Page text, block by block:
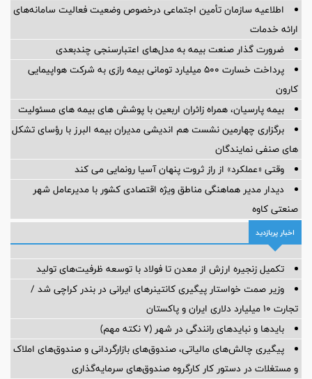
اطلاعیه سازمان تأمین اجتماعی درخصوص وضعیت فعالیت سامانه‌های
ارائه خدمات
ضرورت گذار صنعت بیمه به مدل‌های اعتبارسنجی چندبعدی
پرداخت خسارت ۵۰۰ میلیارد تومانی بیمه رازی به شرکت هواپیمایی
کارون
بیمه پارسیان، همراه زائران اربعین با پوشش های بیمه های مسئولیت
برگزاری چهارمین نشست هم اندیشی مدیران بیمه البرز با رؤسای تشکل
های صنفی نمایندگان
وقتی «عملکرد» از راز ثروت پنهان آسیا رونمایی می کند
دیدار مدیر هماهنگی مناطق ویژه اقتصادی کشور با مدیرعامل شهر
صنعتی کاوه
اخبار پربازدید
تکمیل زنجیره ارزش از معدن تا فولاد با توسعه ظرفیت‌های تولید
وزیر صمت خواستار پیگیری کانتینرهای ایرانی در بندر کراچی شد /
تجارت ۱۰ میلیارد دلاری ایران و پاکستان
بایدها و نبایدهای رانندگی در شهر (۷ نکته مهم)
پیگیری چالش‌های مالیاتی، صندوق‌های بازارگردانی و صندوق‌های املاک
و مستغلات در دستور کار کارگروه صندوق‌های سرمایه‌گذاری